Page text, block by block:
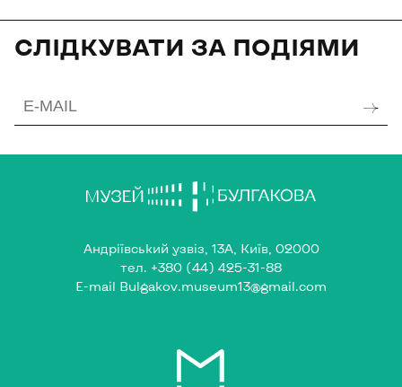
СЛІДКУВАТИ ЗА ПОДІЯМИ
Андріївський узвіз, 13А, Київ, 02000
тел. +380 (44) 425-31-88
E-mail Bulgakov.museum13@gmail.com